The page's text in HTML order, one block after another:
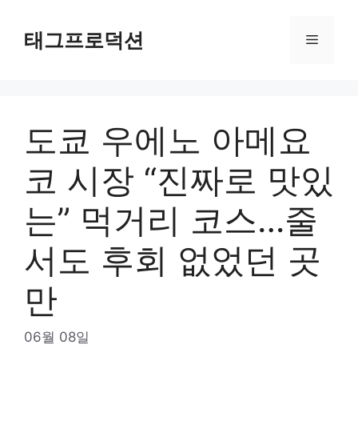
content태그프로덕션 Menu
도쿄 우에노 아메요
코 시장 “진짜로 맛있
는” 먹거리 코스…줄
서도 후회 없었던 곳
만
06월 08일